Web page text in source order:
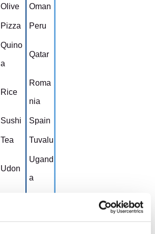
Olive Oman
Pizza Peru
Quino
a
Qatar
Rice
Roma
nia
Sushi Spain
Tea Tuvalu
Udon
Ugand
a